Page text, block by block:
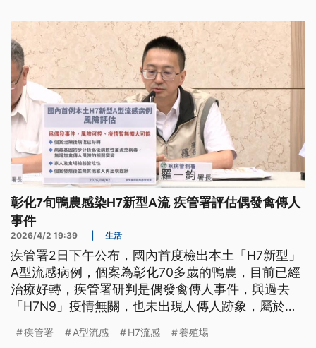
彰化7旬鴨農感染H7新型A流 疾管署評估偶發禽傳人
事件
2026/4/2 19:39 生活
疾管署2日下午公布，國內首度檢出本土「H7新型」
A型流感病例，個案為彰化70多歲的鴨農，目前已經
治療好轉，疾管署研判是偶發禽傳人事件，與過去
「H7N9」疫情無關，也未出現人傳人跡象，屬於風
通報世衛組織。
疾管署 A型流感 H7流感 養殖場